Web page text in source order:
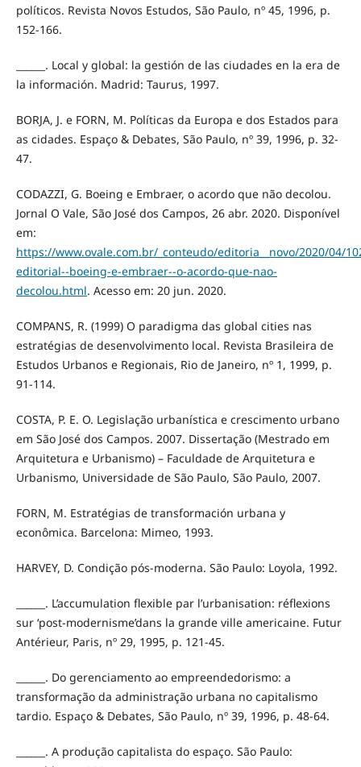
políticos. Revista Novos Estudos, São Paulo, nº 45, 1996, p.
152-166.
______. Local y global: la gestión de las ciudades en la era de
la información. Madrid: Taurus, 1997.
BORJA, J. e FORN, M. Políticas da Europa e dos Estados para
as cidades. Espaço & Debates, São Paulo, nº 39, 1996, p. 32-
47.
CODAZZI, G. Boeing e Embraer, o acordo que não decolou.
Jornal O Vale, São José dos Campos, 26 abr. 2020. Disponível
em:
https://www.ovale.com.br/_conteudo/editoria__novo/2020/04/
editorial--boeing-e-embraer--o-acordo-que-nao-
decolou.html. Acesso em: 20 jun. 2020.
COMPANS, R. (1999) O paradigma das global cities nas
estratégias de desenvolvimento local. Revista Brasileira de
Estudos Urbanos e Regionais, Rio de Janeiro, nº 1, 1999, p.
91-114.
COSTA, P. E. O. Legislação urbanística e crescimento urbano
em São José dos Campos. 2007. Dissertação (Mestrado em
Arquitetura e Urbanismo) – Faculdade de Arquitetura e
Urbanismo, Universidade de São Paulo, São Paulo, 2007.
FORN, M. Estratégias de transformación urbana y
econômica. Barcelona: Mimeo, 1993.
HARVEY, D. Condição pós-moderna. São Paulo: Loyola, 1992.
______. L’accumulation flexible par l’urbanisation: réflexions
sur ‘post-modernisme’dans la grande ville americaine. Futur
Antérieur, Paris, nº 29, 1995, p. 121-45.
______. Do gerenciamento ao empreendedorismo: a
transformação da administração urbana no capitalismo
tardio. Espaço & Debates, São Paulo, nº 39, 1996, p. 48-64.
______. A produção capitalista do espaço. São Paulo: